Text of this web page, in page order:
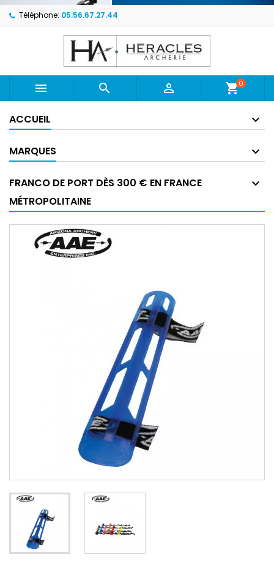
Téléphone: 05.56.67.27.44
   shopping_cart0
ACCUEIL
MARQUES
FRANCO DE PORT DÈS 300 € EN FRANCE
MÉTROPOLITAINE